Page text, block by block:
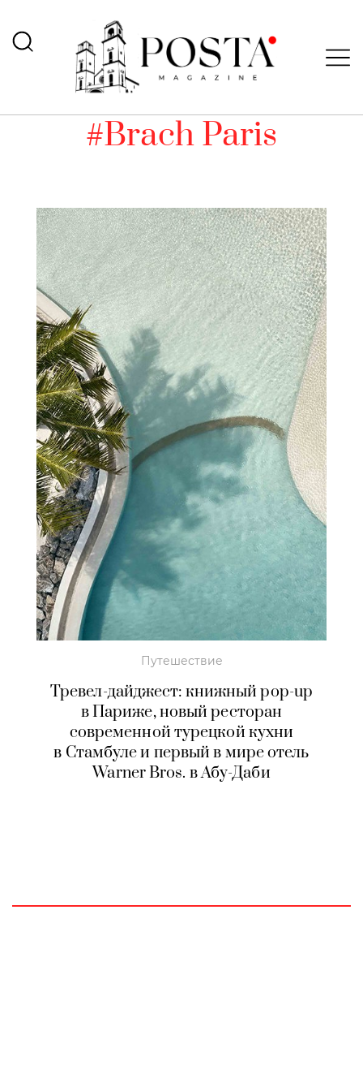
#Brach Paris
Путешествие
Тревел-дайджест: книжный pop-up
в Париже, новый ресторан
современной турецкой кухни
в Стамбуле и первый в мире отель
Warner Bros. в Абу-Даби